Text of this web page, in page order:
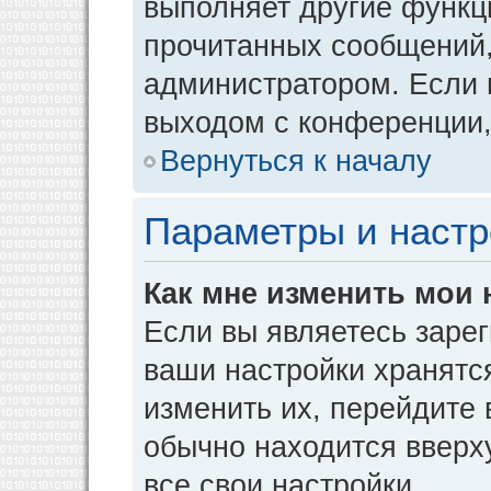
выполняет другие
прочитанных
администратором. Если
выходом с
Вернуться к началу
Параметры и
Как мне изменить мои
Если вы являетесь
ваши настройки
изменить их, перейдите
обычно находится